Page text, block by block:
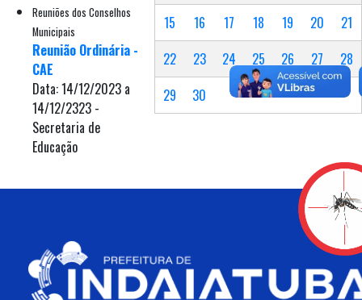
15
16 17 18 19 20
21
22
23 24 25 26 27
28
29
30
Reuniões dos Conselhos
Municipais
Reunião Ordinária -
CAE
Data: 14/12/2023 a
14/12/2323 -
Secretaria de
Educação